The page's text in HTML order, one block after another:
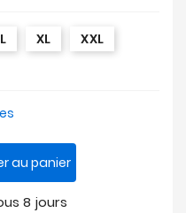
L XL
XXL
au panier
8 jours